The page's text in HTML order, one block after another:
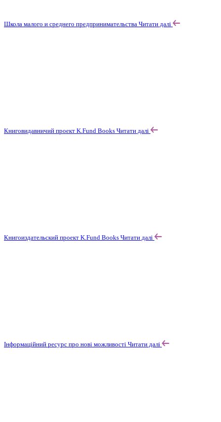
Школа малого и среднего предпринимательства Читати далі
Книговидавничий проект K.Fund Books Читати далі
Книгоиздательский проект K.Fund Books Читати далі
Інформаційний ресурс про нові можливості Читати далі